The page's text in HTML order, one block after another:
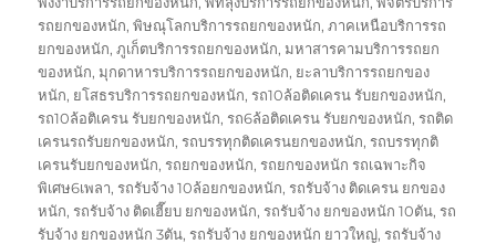
รถยกของหนัก,พิษณุโลกบริการรถยกของหนัก,ภาคเหนือบริการรถ
ยกของหนัก,ภูเก็ตบริการรถยกของหนัก,มหาสารคามบริการรถยก
ของหนัก,มุกดาหารบริการรถยกของหนัก, ยะลาบริการรถยกของ
หนัก, ยโสธรบริการรถยกของหนัก,รถ10ล้อติดเครน รับยกของหนัก,
รถ10ล้อติเครน รับยกของหนัก,รถ6ล้อติดเครน รับยกของหนัก,รถติด
เครนรถรับยกของหนัก,รถบรรทุกติดเครนยกของหนัก,รถบรรทุกติ
เครนรับยกของหนัก,รถยกของหนัก,รถยกของหนัก รถเฉพาะกิจ
พิเศษ6เพลา,รถรับจ้าง 10ล้อยกของหนัก,รถรับจ้าง ติดเครน ยกของ
หนัก,รถรับจ้าง ติดเฮี๊ยบ ยกของหนัก,รถรับจ้าง ยกของหนัก 10ตัน,รถ
รับจ้าง ยกของหนัก 3ตัน,รถรับจ้าง ยกของหนัก ยาวใหญ่,รถรับจ้าง